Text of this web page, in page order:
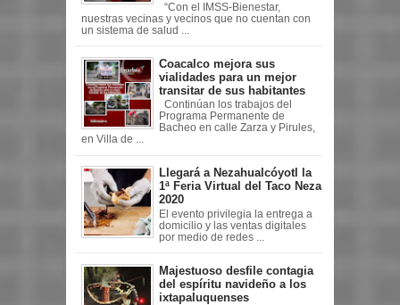
“Con el IMSS-Bienestar,
nuestras vecinas y vecinos que no cuentan con
un sistema de salud ...
Coacalco mejora sus
vialidades para un mejor
transitar de sus habitantes
Continúan los trabajos del
Programa Permanente de
Bacheo en calle Zarza y Pirules,
en Villa de ...
Llegará a Nezahualcóyotl la
1ª Feria Virtual del Taco Neza
2020
El evento privilegia la entrega a
domicilio y las ventas digitales
por medio de redes ...
Majestuoso desfile contagia
del espíritu navideño a los
ixtapaluquenses